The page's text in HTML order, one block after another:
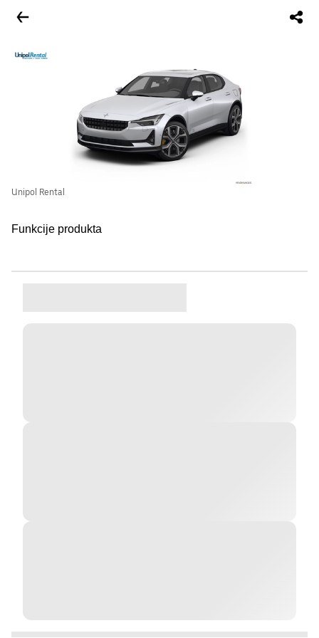
Unipol Rental
Funkcije produkta